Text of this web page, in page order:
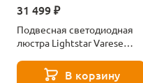
31 499 ₽
Подвесная светодиодная
люстра Lightstar Varese
В корзину